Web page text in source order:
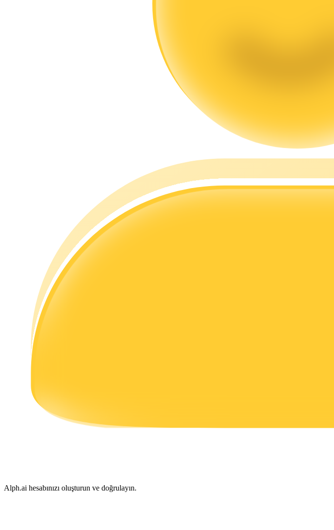
Ticaret bilgileri vb. dahil olmak üzere büyük veri analizi.
Ticaret stratejileri
Nasıl kârlı kalabileceğinizi öğrenin
Alph.ai hesabınızı oluşturun ve doğrulayın.